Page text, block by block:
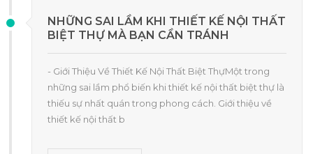
NHỮNG SAI LẦM KHI THIẾT KẾ NỘI THẤT
BIỆT THỰ MÀ BẠN CẦN TRÁNH
- Giới Thiệu Về Thiết Kế Nội Thất Biệt ThựMột trong
những sai lầm phổ biến khi thiết kế nội thất biệt thự là
thiếu sự nhất quán trong phong cách. Giới thiệu về
thiết kế nội thất b